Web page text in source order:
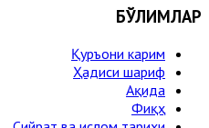
БЎЛИМЛАР
Қуръони карим
Ҳадиси шариф
Ақида
Фиқҳ